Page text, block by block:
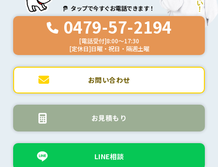
タップで今すぐお電話できます！
0479-57-2194
[電話受付]8:00～17:30
[定休日]日曜・祝日・隔週土曜
お問い合わせ
お見積もり
LINE相談